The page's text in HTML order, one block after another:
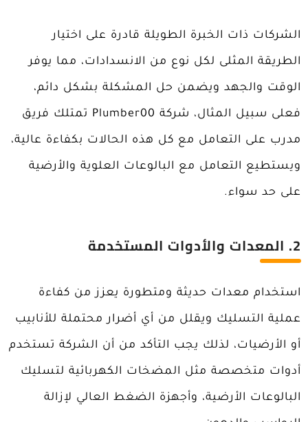
الشركات ذات الخبرة الطويلة قادرة على اختيار
الطريقة المثلى لكل نوع من الانسدادات، مما يوفر
الوقت والجهد ويضمن حل المشكلة بشكل دائم،
فعلى سبيل المثال، شركة Plumber00 تمتلك فريق
مدرب على التعامل مع كل هذه الحالات بكفاءة عالية،
ويستطيع التعامل مع البالوعات العلوية والأرضية
على حد سواء.
2. المعدات والأدوات المستخدمة
استخدام معدات حديثة ومتطورة يعزز من كفاءة
عملية التسليك ويقلل من أي أضرار محتملة للأنابيب
أو الأرضيات، لذلك يجب التأكد من أن الشركة تستخدم
أدوات متخصصة مثل المضخات الكهربائية لتسليك
البالوعات الأرضية، وأجهزة الضغط العالي لإزالة